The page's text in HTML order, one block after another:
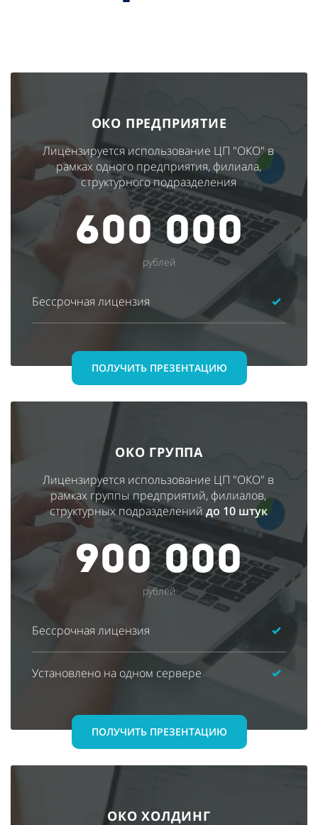
ОКО ПРЕДПРИЯТИЕ
Лицензируется использование ЦП "ОКО" в
рамках одного предприятия, филиала,
структурного подразделения
600 000
рублей
Бессрочная лицензия
ПОЛУЧИТЬ ПРЕЗЕНТАЦИЮ
ОКО ГРУППА
Лицензируется использование ЦП "ОКО" в
рамках группы предприятий, филиалов,
структурных подразделений до 10 штук
900 000
рублей
Бессрочная лицензия
Установлено на одном сервере
ПОЛУЧИТЬ ПРЕЗЕНТАЦИЮ
ОКО ХОЛДИНГ